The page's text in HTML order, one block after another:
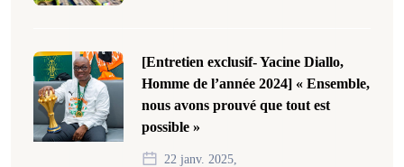
[Entretien exclusif- Yacine Diallo,
Homme de l’année 2024] « Ensemble,
nous avons prouvé que tout est
possible »
22 janv. 2025,